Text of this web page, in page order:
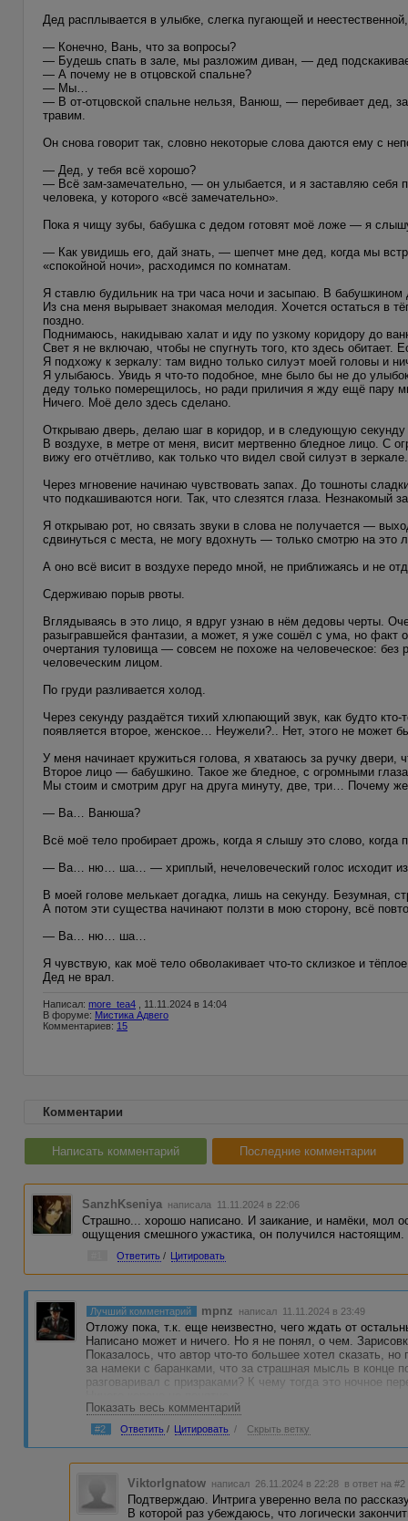
Дед расплывается в улыбке, слегка пугающей и
— Конечно, Вань, что за вопросы?
— Будешь спать в зале, мы разложим диван, — дед
— А почему не в отцовской спальне?
— Мы…
— В от-отцовской спальне нельзя, Ванюш, — перебивает дед,
травим.
Он снова говорит так, словно некоторые слова даются ему с
— Дед, у тебя всё хорошо?
— Всё зам-замечательно, — он улыбается, и я заставляю себя
человека, у которого «всё замечательно».
Пока я чищу зубы, бабушка с дедом готовят моё ложе — я
— Как увидишь его, дай знать, — шепчет мне дед, когда мы
«спокойной ночи», расходимся по комнатам.
Я ставлю будильник на три часа ночи и засыпаю. В бабушкином
Из сна меня вырывает знакомая мелодия. Хочется остаться в
поздно.
Поднимаюсь, накидываю халат и иду по узкому коридору до
Свет я не включаю, чтобы не спугнуть того, кто здесь
Я подхожу к зеркалу: там видно только силуэт моей головы и
Я улыбаюсь. Увидь я что-то подобное, мне было бы не до
деду только померещилось, но ради приличия я жду ещё пару
Ничего. Моё дело здесь сделано.
Открываю дверь, делаю шаг в коридор, и в следующую секунду
В воздухе, в метре от меня, висит мертвенно бледное лицо.
вижу его отчётливо, как только что видел свой силуэт в
Через мгновение начинаю чувствовать запах. До тошноты
что подкашиваются ноги. Так, что слезятся глаза. Незнакомый
Я открываю рот, но связать звуки в слова не получается —
сдвинуться с места, не могу вдохнуть — только смотрю на это
А оно всё висит в воздухе передо мной, не приближаясь и не
Сдерживаю порыв рвоты.
Вглядываясь в это лицо, я вдруг узнаю в нём дедовы черты.
разыгравшейся фантазии, а может, я уже сошёл с ума, но
очертания туловища — совсем не похоже на человеческое:
человеческим лицом.
По груди разливается холод.
Через секунду раздаётся тихий хлюпающий звук, как будто
появляется второе, женское… Неужели?.. Нет, этого не может
У меня начинает кружиться голова, я хватаюсь за ручку двери,
Второе лицо — бабушкино. Такое же бледное, с огромными
Мы стоим и смотрим друг на друга минуту, две, три… Почему
— Ва… Ванюша?
Всё моё тело пробирает дрожь, когда я слышу это слово, когда
— Ва… ню… ша… — хриплый, нечеловеческий голос исходит из
В моей голове мелькает догадка, лишь на секунду. Безумная,
А потом эти существа начинают ползти в мою сторону, всё
— Ва… ню… ша…
Я чувствую, как моё тело обволакивает что-то склизкое и
Дед не врал.
Написал: more_tea4 , 11.11.2024 в 14:04
В форуме: Мистика Адвего
Комментариев: 15
Комментарии
Написать комментарий Последние комментарии
SanzhKseniya написала 11.11.2024 в 22:06
Страшно... хорошо написано. И заикание, и намёки, мол
ощущения смешного ужастика, он получился настоящим.
Ответить / Цитировать
Лучший комментарий mpnz написал 11.11.2024 в 23:49
Отложу пока, т.к. еще неизвестно, чего ждать от
Написано может и ничего. Но я не понял, о чем.
Показалось, что автор что-то большее хотел сказать,
за намеки с баранками, что за страшная мысль в конце
разговаривал с призраками? К чему тогда это ночное
Показать весь комментарий
#2 Ответить / Цитировать / Скрыть ветку
ViktorIgnatow написал 26.11.2024 в 22:28 в ответ на #2
Подтверждаю. Интрига уверенно вела по
В которой раз убеждаюсь, что логически